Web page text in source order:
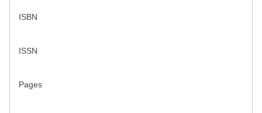
ISBN
ISSN
Pages